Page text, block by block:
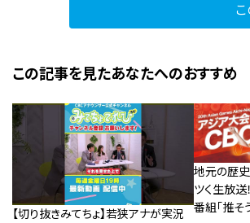
この記事を見たあなたへのおすすめ
【切り抜きみてちょ】若狭アナが実況
地元の歴史
ツく生放
番組「推そ